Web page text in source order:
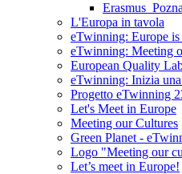
L'Europa in tavola
eTwinning: Europe is
eTwinning: Meeting
European Quality
eTwinning: Inizia
Progetto eTwinning
Let's Meet in Europe
Meeting our Cultures
Green Planet -
Logo "Meeting our
Let’s meet in Europe!